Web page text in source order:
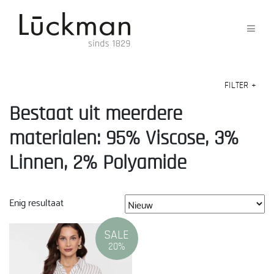
FILTER +
Bestaat uit meerdere
materialen: 95% Viscose, 3%
Linnen, 2% Polyamide
Enig resultaat
SALE
20%